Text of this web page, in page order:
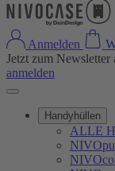
Anmelden
Jetzt zum Newsletter
anmelden
Handyhüllen
ALLE